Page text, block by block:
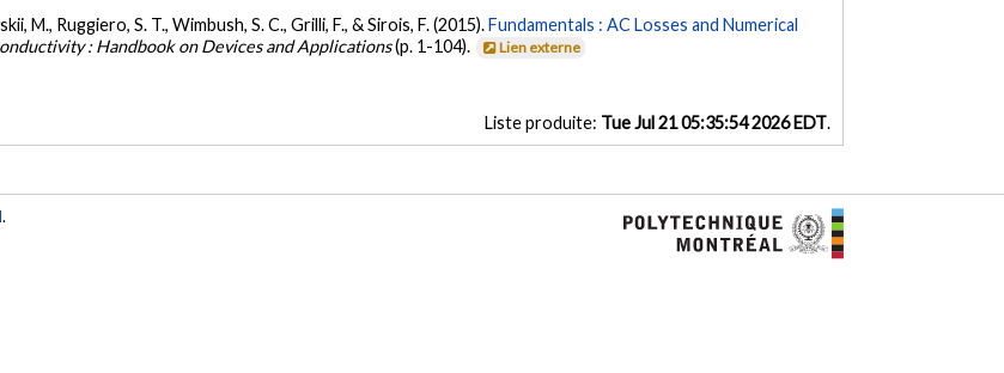
M., Ruggiero, S. T., Wimbush, S. C., Grilli, F., & Sirois, F. (2015).Fundamentals : AC Losses and Numerical
: Handbook on Devices and Applications(p. 1-104). Lien externe
Liste produite: Tue Jul 21 05:35:54 2026 EDT.
.